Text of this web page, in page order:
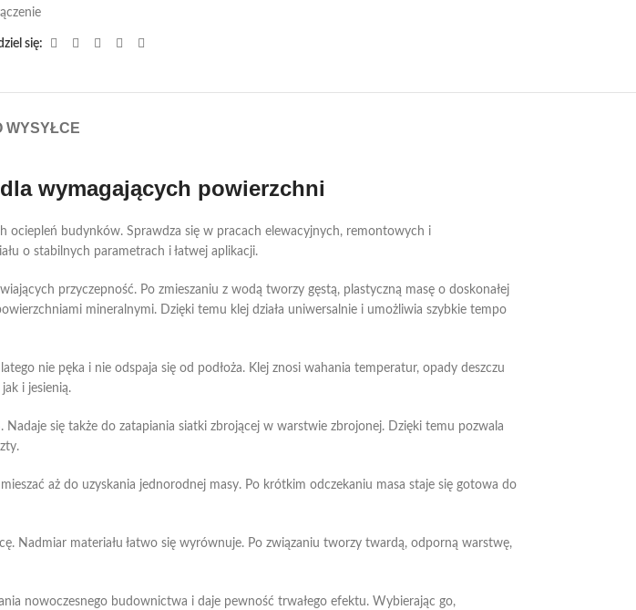
się:
WYSYŁCE
wymagających powierzchni
ociepleń budynków. Sprawdza się w pracach elewacyjnych, remontowych i
o stabilnych parametrach i łatwej aplikacji.
przyczepność. Po zmieszaniu z wodą tworzy gęstą, plastyczną masę o doskonałej
mineralnymi. Dzięki temu klej działa uniwersalnie i umożliwia szybkie tempo
nie pęka i nie odspaja się od podłoża. Klej znosi wahania temperatur, opady deszczu
i jesienią.
się także do zatapiania siatki zbrojącej w warstwie zbrojonej. Dzięki temu pozwala
aż do uzyskania jednorodnej masy. Po krótkim odczekaniu masa staje się gotowa do
Nadmiar materiału łatwo się wyrównuje. Po związaniu tworzy twardą, odporną warstwę,
nowoczesnego budownictwa i daje pewność trwałego efektu. Wybierając go,